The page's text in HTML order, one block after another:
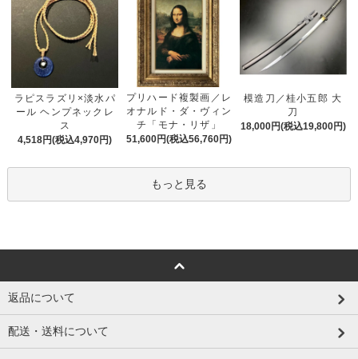
ラピスラズリ×淡水パ
ール ヘンプネックレ
ス
4,518円(税込4,970円)
プリハード複製画／レ
オナルド・ダ・ヴィン
チ「モナ・リザ」
51,600円(税込56,760円)
模造刀／桂小五郎 大
刀
18,000円(税込19,800円)
もっと見る
返品について
配送・送料について